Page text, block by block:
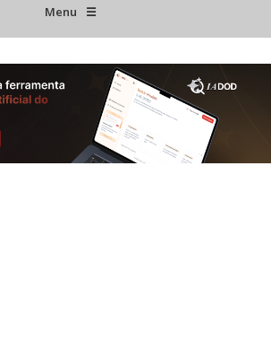
Menu ☰
COMENTADA
COMENTADOS